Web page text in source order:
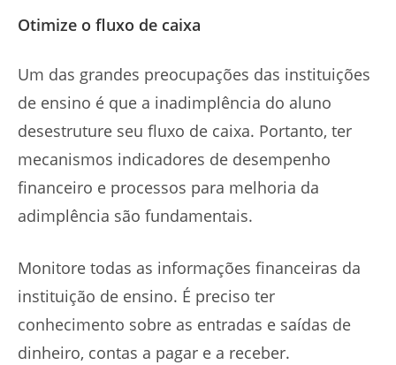
Otimize o fluxo de caixa
Um das grandes preocupações das instituições
de ensino é que a inadimplência do aluno
desestruture seu fluxo de caixa. Portanto, ter
mecanismos indicadores de desempenho
financeiro e processos para melhoria da
adimplência são fundamentais.
Monitore todas as informações financeiras da
instituição de ensino. É preciso ter
conhecimento sobre as entradas e saídas de
dinheiro, contas a pagar e a receber.